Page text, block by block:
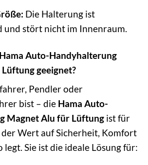
Die Halterung ist
und stört nicht im Innenraum.
Auto-Handyhalterung
geeignet?
Pendler oder
bist – die Hama Auto-
Magnet Alu für Lüftung ist für
der Wert auf Sicherheit, Komfort
legt. Sie ist die ideale Lösung für: